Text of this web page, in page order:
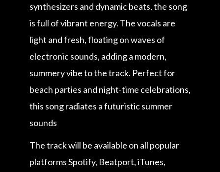
synthesizers and dynamic beats, the song
is full of vibrant energy. The vocals are
light and fresh, floating on waves of
electronic sounds, adding a modern,
summery vibe to the track. Perfect for
beach parties and night-time celebrations,
this song radiates a futuristic summer
sounds
The track will be available on all popular
platforms Spotify, Beatport, iTunes,